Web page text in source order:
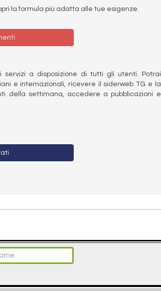
la formula più adatta alle tue esigenze.
a disposizione di tutti gli utenti. Potrai
e internazionali, ricevere il siderweb TG e la
della settimana, accedere a pubblicazioni e